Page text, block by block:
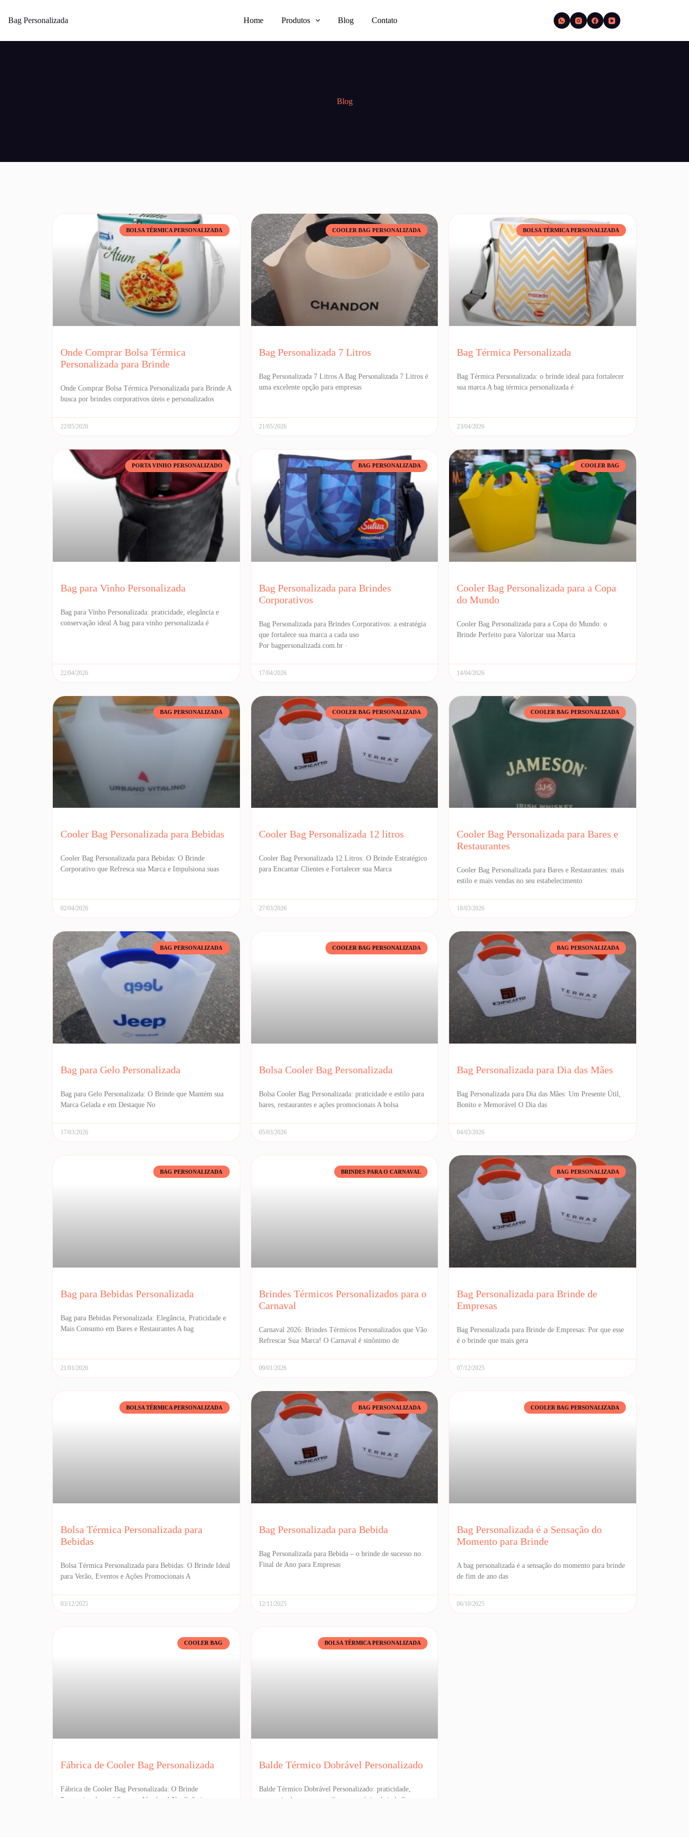
Bag Personalizada Home Produtos Blog Contato
Blog
BOLSA TÉRMICA PERSONALIZADA
Onde Comprar Bolsa Térmica
Personalizada para Brinde
Onde Comprar Bolsa Térmica Personalizada para Brinde A
busca por brindes corporativos úteis e personalizados
22/05/2026
COOLER BAG PERSONALIZADA
Bag Personalizada 7 Litros
Bag Personalizada 7 Litros A Bag Personalizada 7 Litros é
uma excelente opção para empresas
21/05/2026
BOLSA TÉRMICA PERSONALIZADA
Bag Térmica Personalizada
Bag Térmica Personalizada: o brinde ideal para fortalecer
sua marca A bag térmica personalizada é
23/04/2026
PORTA VINHO PERSONALIZADO
Bag para Vinho Personalizada
Bag para Vinho Personalizada: praticidade, elegância e
conservação ideal A bag para vinho personalizada é
22/04/2026
BAG PERSONALIZADA
Bag Personalizada para Brindes
Corporativos
Bag Personalizada para Brindes Corporativos: a estratégia
que fortalece sua marca a cada uso
Por bagpersonalizada.com.br ·
17/04/2026
COOLER BAG
Cooler Bag Personalizada para a Copa
do Mundo
Cooler Bag Personalizada para a Copa do Mundo: o
Brinde Perfeito para Valorizar sua Marca
14/04/2026
BAG PERSONALIZADA
Cooler Bag Personalizada para Bebidas
Cooler Bag Personalizada para Bebidas: O Brinde
Corporativo que Refresca sua Marca e Impulsiona suas
02/04/2026
COOLER BAG PERSONALIZADA
Cooler Bag Personalizada 12 litros
Cooler Bag Personalizada 12 Litros: O Brinde Estratégico
para Encantar Clientes e Fortalecer sua Marca
27/03/2026
COOLER BAG PERSONALIZADA
Cooler Bag Personalizada para Bares e
Restaurantes
Cooler Bag Personalizada para Bares e Restaurantes: mais
estilo e mais vendas no seu estabelecimento
18/03/2026
BAG PERSONALIZADA
Bag para Gelo Personalizada
Bag para Gelo Personalizada: O Brinde que Mantém sua
Marca Gelada e em Destaque No
17/03/2026
COOLER BAG PERSONALIZADA
Bolsa Cooler Bag Personalizada
Bolsa Cooler Bag Personalizada: praticidade e estilo para
bares, restaurantes e ações promocionais A bolsa
05/03/2026
BAG PERSONALIZADA
Bag Personalizada para Dia das Mães
Bag Personalizada para Dia das Mães: Um Presente Útil,
Bonito e Memorável O Dia das
04/03/2026
BAG PERSONALIZADA
Bag para Bebidas Personalizada
Bag para Bebidas Personalizada: Elegância, Praticidade e
Mais Consumo em Bares e Restaurantes A bag
21/01/2026
BRINDES PARA O CARNAVAL
Brindes Térmicos Personalizados para o
Carnaval
Carnaval 2026: Brindes Térmicos Personalizados que Vão
Refrescar Sua Marca! O Carnaval é sinônimo de
09/01/2026
BAG PERSONALIZADA
Bag Personalizada para Brinde de
Empresas
Bag Personalizada para Brinde de Empresas: Por que esse
é o brinde que mais gera
07/12/2025
BOLSA TÉRMICA PERSONALIZADA
Bolsa Térmica Personalizada para
Bebidas
Bolsa Térmica Personalizada para Bebidas: O Brinde Ideal
para Verão, Eventos e Ações Promocionais A
03/12/2025
BAG PERSONALIZADA
Bag Personalizada para Bebida
Bag Personalizada para Bebida – o brinde de sucesso no
Final de Ano para Empresas
12/11/2025
COOLER BAG PERSONALIZADA
Bag Personalizada é a Sensação do
Momento para Brinde
A bag personalizada é a sensação do momento para brinde
de fim de ano das
06/10/2025
COOLER BAG
Fábrica de Cooler Bag Personalizada
Fábrica de Cooler Bag Personalizada: O Brinde
Promocional que é Sucesso Absoluto! No dinâmico
BOLSA TÉRMICA PERSONALIZADA
Balde Térmico Dobrável Personalizado
Balde Térmico Dobrável Personalizado: praticidade,
economia de espaço e estilo em um único brinde Se